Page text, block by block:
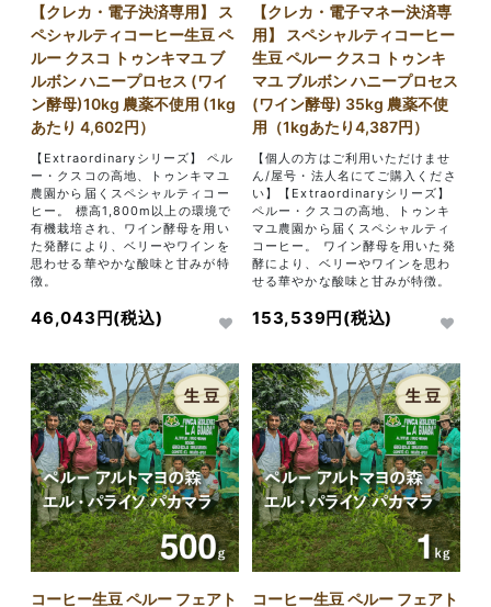
【クレカ・電子決済専用】 ス
ペシャルティコーヒー生豆 ペ
ルー クスコ トゥンキマユ ブ
ルボン ハニープロセス (ワイ
ン酵母)10kg 農薬不使用 (1kg
あたり 4,602円）
【Extraordinaryシリーズ】 ペル
ー・クスコの高地、トゥンキマユ
農園から届くスペシャルティコー
ヒー。 標高1,800m以上の環境で
有機栽培され、ワイン酵母を用い
た発酵により、ベリーやワインを
思わせる華やかな酸味と甘みが特
徴。
46,043円(税込)
【クレカ・電子マネー決済専
用】 スペシャルティコーヒー
生豆 ペルー クスコ トゥンキ
マユ ブルボン ハニープロセス
(ワイン酵母) 35kg 農薬不使
用（1kgあたり4,387円）
【個人の方はご利用いただけませ
ん/屋号・法人名にてご購入くださ
い】【Extraordinaryシリーズ】
ペルー・クスコの高地、トゥンキ
マユ農園から届くスペシャルティ
コーヒー。 ワイン酵母を用いた発
酵により、ベリーやワインを思わ
せる華やかな酸味と甘みが特徴。
153,539円(税込)
コーヒー生豆 ペルー フェアト コーヒー生豆 ペルー フェアト